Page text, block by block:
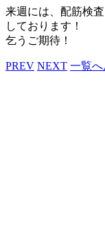
来週には、配筋検
しております！
乞うご期待！
PREV NEXT 一覧へ